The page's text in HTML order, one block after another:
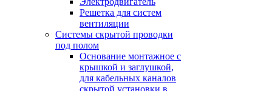
Решетка для систем
вентиляции
Системы скрытой проводки
под полом
Основание монтажное с
крышкой и заглушкой,
для кабельных каналов
скрытой установки в